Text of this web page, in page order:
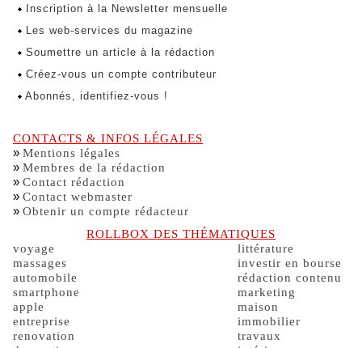
Inscription à la Newsletter mensuelle
Les web-services du magazine
Soumettre un article à la rédaction
Créez-vous un compte contributeur
Abonnés, identifiez-vous !
CONTACTS & INFOS LÉGALES
» Mentions légales
» Membres de la rédaction
» Contact rédaction
» Contact webmaster
» Obtenir un compte rédacteur
ROLLBOX DES THÉMATIQUES
voyage
massages
automobile
smartphone
apple
entreprise
renovation
littérature
investir en bourse
rédaction contenu
marketing
maison
immobilier
travaux